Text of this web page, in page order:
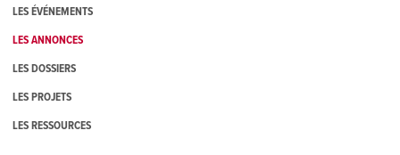
LES ÉVÉNEMENTS
LES ANNONCES
LES DOSSIERS
LES PROJETS
LES RESSOURCES